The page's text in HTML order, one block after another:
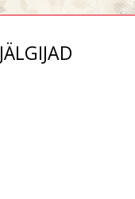
JÄLGIJAD